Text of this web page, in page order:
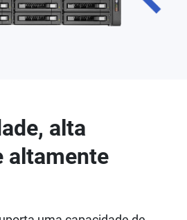
alta
altamente